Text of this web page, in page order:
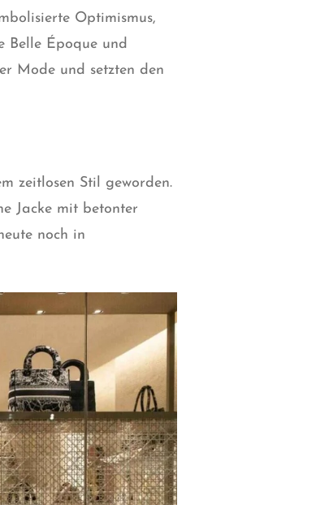
Optimismus,
Belle Époque und
Mode und setzten den
zeitlosen Stil geworden.
Jacke mit betonter
noch in